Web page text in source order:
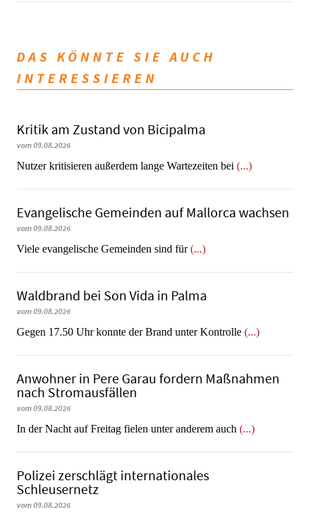
DAS KÖNNTE SIE AUCH
INTERESSIEREN
Kritik am Zustand von Bicipalma
vom 09.08.2026
Nutzer kritisieren außerdem lange Wartezeiten bei (...)
Evangelische Gemeinden auf Mallorca wachsen
vom 09.08.2026
Viele evangelische Gemeinden sind für(...)
Waldbrand bei Son Vida in Palma
vom 09.08.2026
Gegen 17.50 Uhr konnte der Brand unter Kontrolle (...)
Anwohner in Pere Garau fordern Maßnahmen
nach Stromausfällen
vom 09.08.2026
In der Nacht auf Freitag fielen unter anderem auch (...)
Polizei zerschlägt internationales
Schleusernetz
vom 09.08.2026